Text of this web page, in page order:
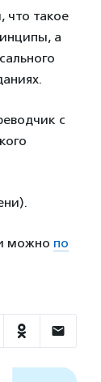
что такое
а
с
можно по